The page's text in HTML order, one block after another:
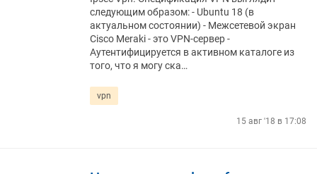
следующим образом: - Ubuntu 18 (в
актуальном состоянии) - Межсетевой экран
Cisco Meraki - это VPN-сервер -
Аутентифицируется в активном каталоге из
того, что я могу ска…
vpn
15 авг '18 в 17:08